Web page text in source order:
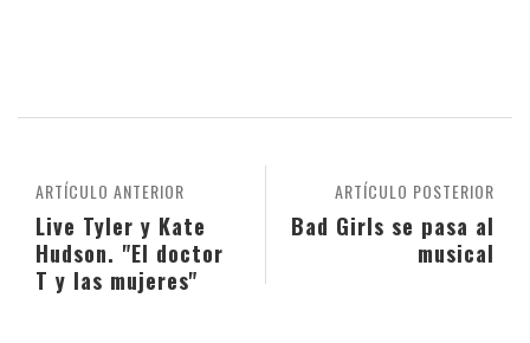
ARTÍCULO POSTERIOR
Bad Girls se pasa al
musical
ARTÍCULO ANTERIOR
Live Tyler y Kate
Hudson. "El doctor
T y las mujeres"